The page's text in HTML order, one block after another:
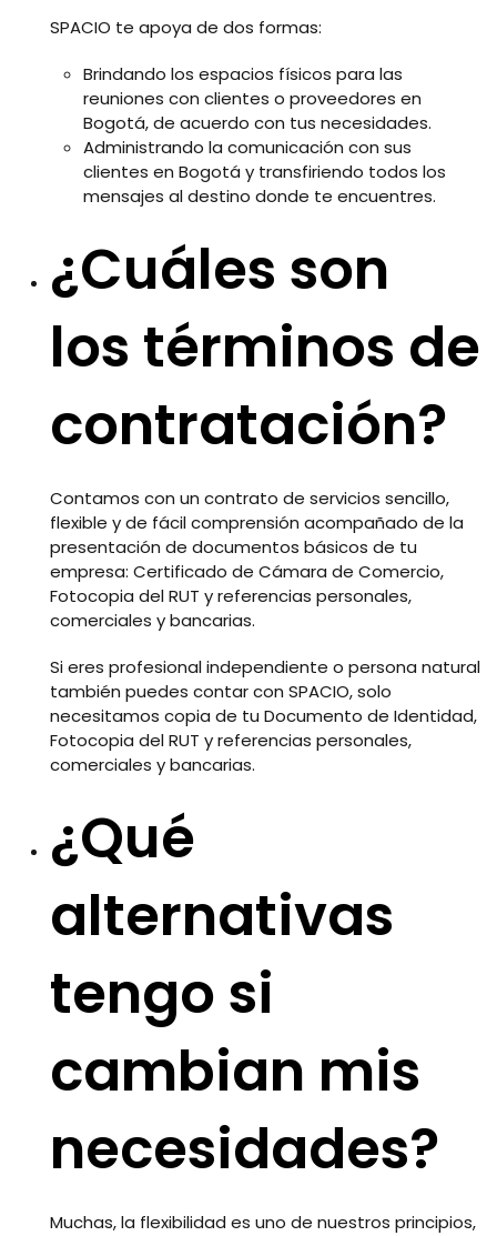
SPACIO te apoya de dos formas:
Brindando los espacios físicos para las
reuniones con clientes o proveedores en
Bogotá, de acuerdo con tus necesidades.
Administrando la comunicación con sus
clientes en Bogotá y transfiriendo todos los
mensajes al destino donde te encuentres.
¿Cuáles son
los términos de
contratación?
Contamos con un contrato de servicios sencillo,
flexible y de fácil comprensión acompañado de la
presentación de documentos básicos de tu
empresa: Certificado de Cámara de Comercio,
Fotocopia del RUT y referencias personales,
comerciales y bancarias.
Si eres profesional independiente o persona natural
también puedes contar con SPACIO, solo
necesitamos copia de tu Documento de Identidad,
Fotocopia del RUT y referencias personales,
comerciales y bancarias.
¿Qué
alternativas
tengo si
cambian mis
necesidades?
Muchas, la flexibilidad es uno de nuestros principios,